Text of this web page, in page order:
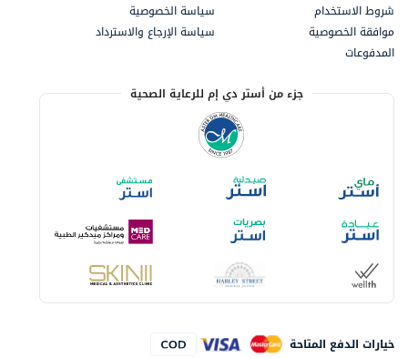
شروط الاستخدام
سياسة الخصوصية
موافقة الخصوصية
سياسة الإرجاع والاسترداد
المدفوعات
جزء من أستر دي إم للرعاية الصحية
خيارات الدفع المتاحة